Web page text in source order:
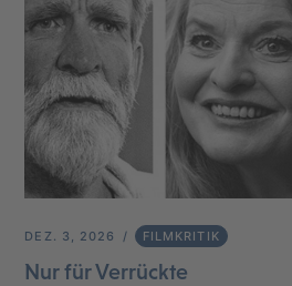
DEZ. 3, 2026 FILMKRITIK
Nur für Verrückte